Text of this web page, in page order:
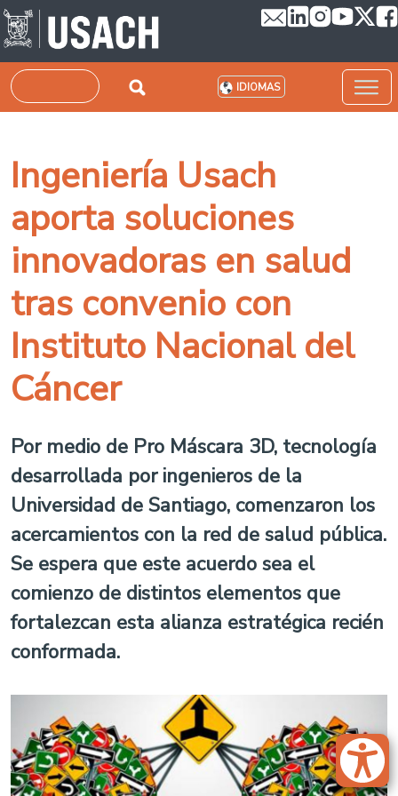
Pasar al contenido principal
Buscar IDIOMAS
Ingeniería Usach
aporta soluciones
innovadoras en salud
tras convenio con
Instituto Nacional del
Cáncer
Por medio de Pro Máscara 3D, tecnología
desarrollada por ingenieros de la
Universidad de Santiago, comenzaron los
acercamientos con la red de salud pública.
Se espera que este acuerdo sea el
comienzo de distintos elementos que
fortalezcan esta alianza estratégica recién
conformada.